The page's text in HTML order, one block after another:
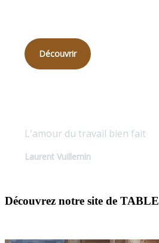
Découvrir
L'amour du travail bien fait
Laurent Vuillemin
Découvrez notre site de TABLE